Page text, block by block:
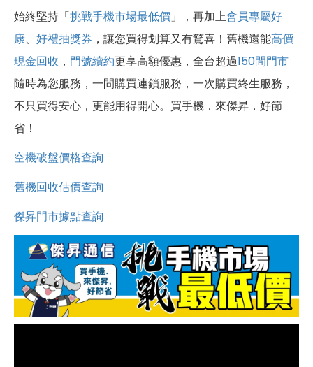
始終堅持「挑戰手機市場最低價 」，再加上會員專屬好
康、 好禮抽獎券 ，讓您買得划算又有驚喜！舊機還能高價
現金回收 ， 門號續約更享高額優惠，全台超過150間門市
隨時為您服務，一間購買連鎖服務，一次購買終生服務，
不只買得安心，更能用得開心。買手機．來傑昇．好節
省！
空機破盤價格查詢
舊機回收估價查詢
傑昇門市據點查詢